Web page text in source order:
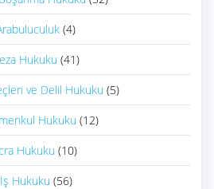
(4)
Hukuku (41)
ve Delil Hukuku (5)
Hukuku (12)
Hukuku (10)
İş Hukuku (56)